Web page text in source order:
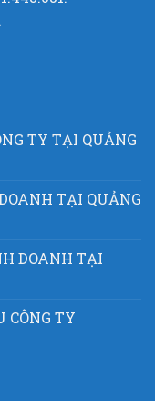
TY TẠI QUẢNG
TẠI QUẢNG
DOANH TẠI
CÔNG TY